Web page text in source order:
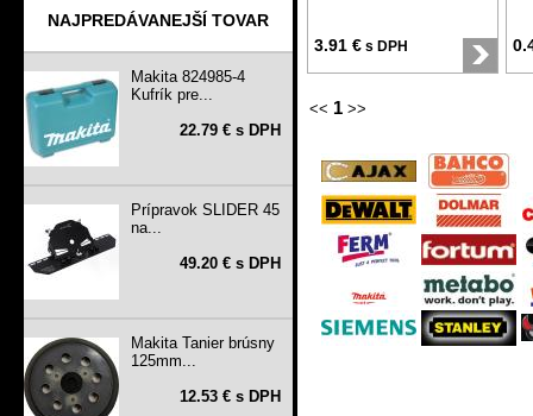
NAJPREDÁVANEJŠÍ TOVAR
Makita 824985-4
Kufrík pre...
22.79 € s DPH
Prípravok SLIDER 45
na...
49.20 € s DPH
Makita Tanier brúsny
125mm...
12.53 € s DPH
3.91 € s DPH
<< 1 >>